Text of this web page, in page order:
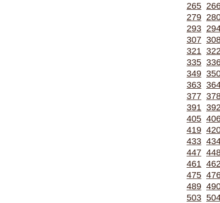
265
279
293
307
321
335
349
363
377
391
405
419
433
447
461
475
489
503